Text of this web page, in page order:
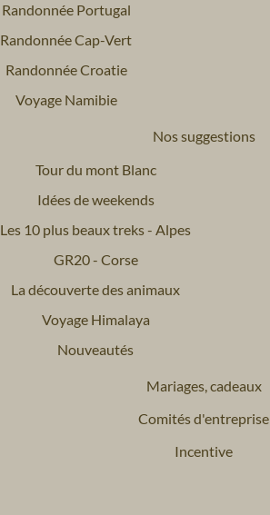
Randonnée Portugal
Randonnée Cap-Vert
Randonnée Croatie
Voyage Namibie
Nos suggestions
Tour du mont Blanc
Idées de weekends
Les 10 plus beaux treks - Alpes
GR20 - Corse
La découverte des animaux
Voyage Himalaya
Nouveautés
Mariages, cadeaux
Comités d'entreprise
Incentive